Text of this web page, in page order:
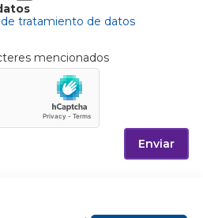
tratamiento de datos
mencionados
Enviar